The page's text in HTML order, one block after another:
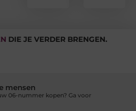
DIE JE VERDER BRENGEN.
mensen
06-nummer kopen? Ga voor